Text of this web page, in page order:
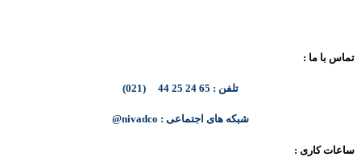
تماس با ما :
تلفن : 65 24 25 44 (021)
شبکه های اجتماعی : nivadco@
ساعات کاری :